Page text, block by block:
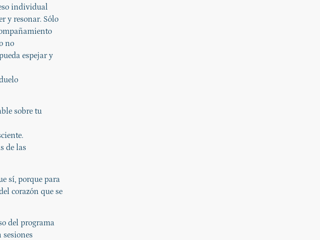
individual
y resonar. Sólo
no
espejar y
sobre tu
de las
sí, porque para
corazón que se
del programa